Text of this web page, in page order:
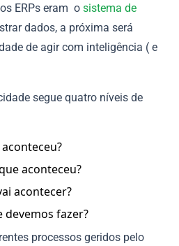
ERPs eram o sistema de
dados, a próxima será
de agir com inteligência ( e
segue quatro níveis de
aconteceu?
acontecer?
devemos fazer?
processos geridos pelo